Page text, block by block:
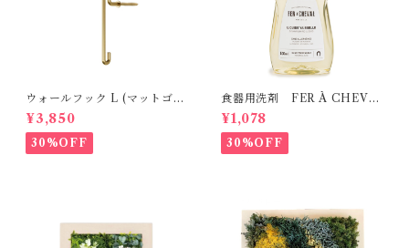
ウォールフック L (マットゴー
ルド） MOEBE
¥3,850
30%OFF
食器用洗剤 FER À CHEVA
L
¥1,078
30%OFF